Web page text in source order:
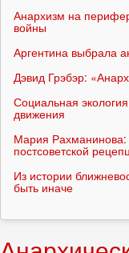
Анархизм на
войны
Аргентина выбрала
Дэвид Грэбэр:
Социальная
движения
Мария
постсоветской
Из истории
быть иначе